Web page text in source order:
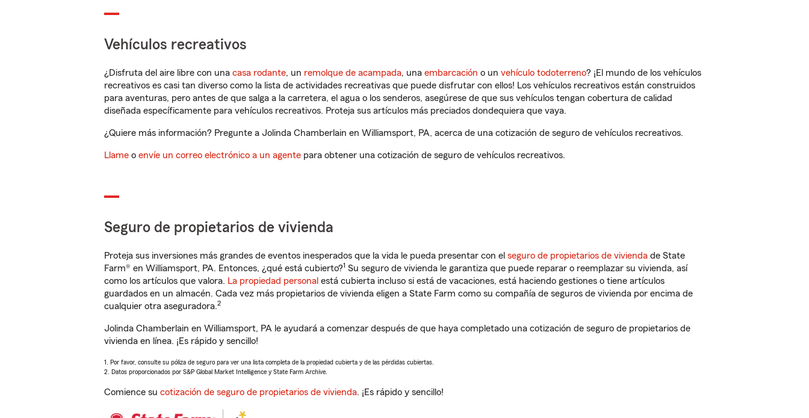
Vehículos recreativos
¿Disfruta del aire libre con una casa rodante, un remolque de acampada, una embarcación o un vehículo todoterreno? ¡El mundo de los vehículos
recreativos es casi tan diverso como la lista de actividades recreativas que puede disfrutar con ellos! Los vehículos recreativos están construidos
para aventuras, pero antes de que salga a la carretera, el agua o los senderos, asegúrese de que sus vehículos tengan cobertura de calidad
diseñada específicamente para vehículos recreativos. Proteja sus artículos más preciados dondequiera que vaya.
¿Quiere más información? Pregunte a Jolinda Chamberlain en Williamsport, PA, acerca de una cotización de seguro de vehículos recreativos.
Llame o envíe un correo electrónico a un agente para obtener una cotización de seguro de vehículos recreativos.
Seguro de propietarios de vivienda
Proteja sus inversiones más grandes de eventos inesperados que la vida le pueda presentar con el seguro de propietarios de vivienda de State
Farm® en Williamsport, PA. Entonces, ¿qué está cubierto?1 Su seguro de vivienda le garantiza que puede reparar o reemplazar su vivienda, así
como los artículos que valora. La propiedad personal está cubierta incluso si está de vacaciones, está haciendo gestiones o tiene artículos
guardados en un almacén. Cada vez más propietarios de vivienda eligen a State Farm como su compañía de seguros de vivienda por encima de
cualquier otra aseguradora.2
Jolinda Chamberlain en Williamsport, PA le ayudará a comenzar después de que haya completado una cotización de seguro de propietarios de
vivienda en línea. ¡Es rápido y sencillo!
1. Por favor, consulte su póliza de seguro para ver una lista completa de la propiedad cubierta y de las pérdidas cubiertas.
2. Datos proporcionados por S&P Global Market Intelligence y State Farm Archive.
Comience su cotización de seguro de propietarios de vivienda. ¡Es rápido y sencillo!